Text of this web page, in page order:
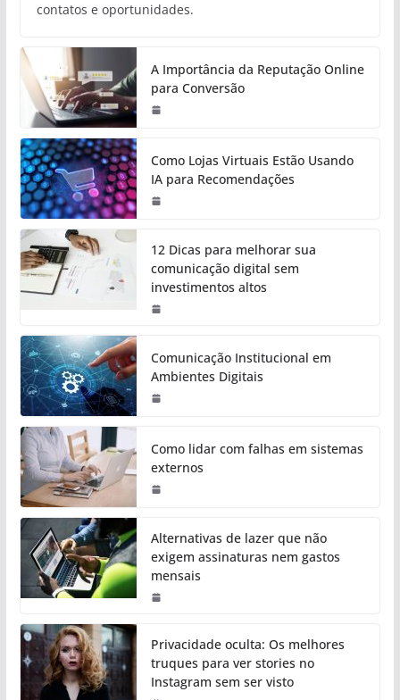
contatos e oportunidades.
A Importância da Reputação Online
para Conversão
Como Lojas Virtuais Estão Usando
IA para Recomendações
12 Dicas para melhorar sua
comunicação digital sem
investimentos altos
Comunicação Institucional em
Ambientes Digitais
Como lidar com falhas em sistemas
externos
Alternativas de lazer que não
exigem assinaturas nem gastos
mensais
Privacidade oculta: Os melhores
truques para ver stories no
Instagram sem ser visto